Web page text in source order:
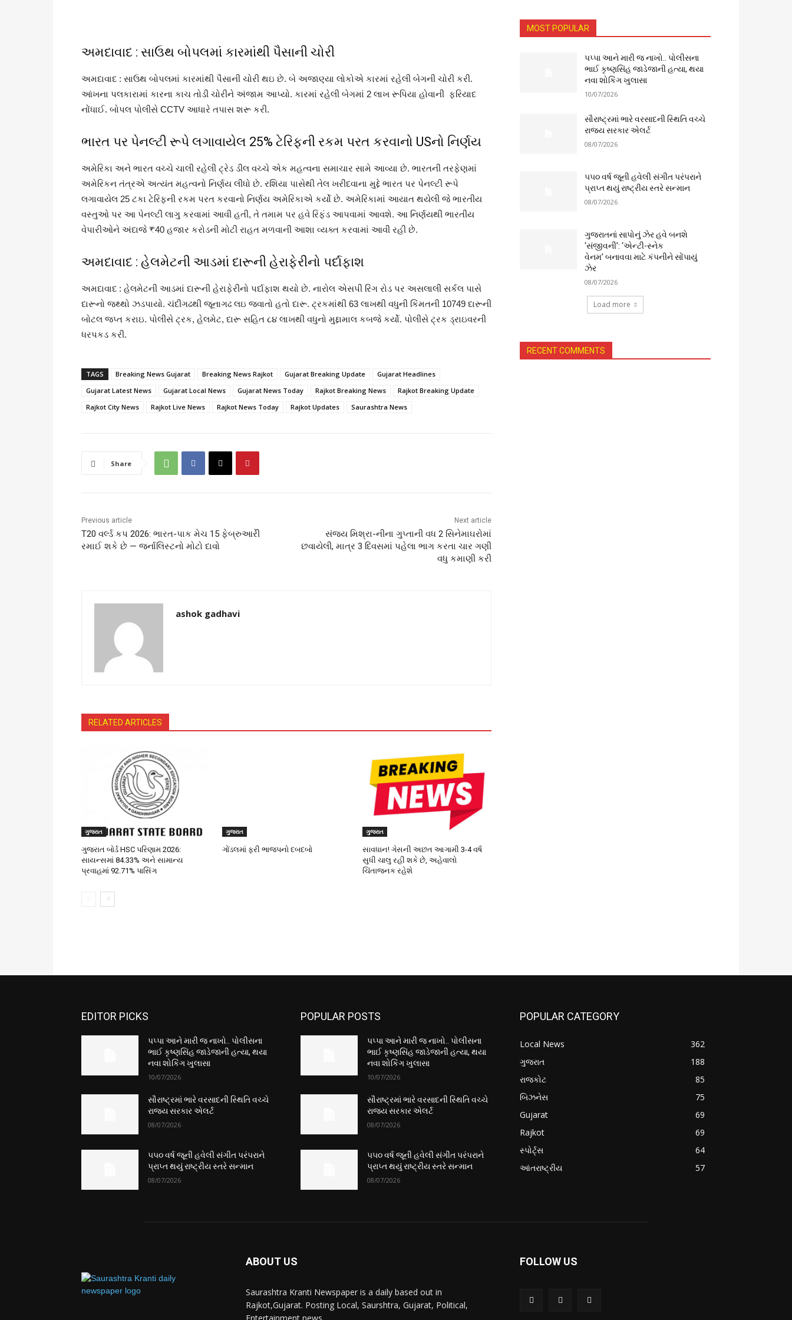
અમદાવાદ : સાઉથ બોપલમાં કારમાંથી પૈસાની ચોરી
અમદાવાદ : સાઉથ બોપલમાં કારમાંથી પૈસાની ચોરી થઇ છે. બે અજાણ્યા લોકોએ કારમાં રહેલી બેગની ચોરી કરી.
આંખના પલકારામાં કારના કાચ તોડી ચોરીને અંજામ આપ્યો. કારમાં રહેલી બેગમાં 2 લાખ રૂપિયા હોવાની ફરિયાદ
નોંધાઈ. બોપલ પોલીસે CCTV આધારે તપાસ શરૂ કરી.
ભારત પર પેનલ્ટી રૂપે લગાવાયેલ 25% ટેરિફની રકમ પરત કરવાનો USનો નિર્ણય
અમેરિકા અને ભારત વચ્ચે ચાલી રહેલી ટ્રેડ ડીલ વચ્ચે એક મહત્વના સમાચાર સામે આવ્યા છે. ભારતની તરફેણમાં
અમેરિકન તંત્રએ અત્યંત મહત્વનો નિર્ણય લીધો છે. રશિયા પાસેથી તેલ ખરીદવાના મુદ્દે ભારત પર પેનલ્ટી રૂપે
લગાવાયેલ 25 ટકા ટેરિફની રકમ પરત કરવાનો નિર્ણય અમેરિકાએ કર્યો છે. અમેરિકામાં આયાત થયેલી જે ભારતીય
વસ્તુઓ પર આ પેનલ્ટી લાગુ કરવામાં આવી હતી, તે તમામ પર હવે રિફંડ આપવામાં આવશે. આ નિર્ણયથી ભારતીય
વેપારીઓને અંદાજે ₹40 હજાર કરોડની મોટી રાહત મળવાની આશા વ્યક્ત કરવામાં આવી રહી છે.
અમદાવાદ : હેલમેટની આડમાં દારૂની હેરાફેરીનો પર્દાફાશ
અમદાવાદ : હેલમેટની આડમાં દારૂની હેરાફેરીનો પર્દાફાશ થયો છે. નારોલ એસપી રિંગ રોડ પર અસલાલી સર્કલ પાસે
દારૂનો જથ્થો ઝડપાયો. ચંદીગઢથી જૂનાગઢ લઇ જવાતો હતો દારૂ. ટ્રકમાંથી 63 લાખથી વધુની કિંમતની 10749 દારૂની
બોટલ જપ્ત કરાઇ. પોલીસે ટ્રક, હેલમેટ, દારૂ સહિત ૮૪ લાખથી વધુનો મુદ્દામાલ કબજે કર્યો. પોલીસે ટ્રક ડ્રાઇવરની
ધરપકડ કરી.
TAGS Breaking News Gujarat Breaking News Rajkot Gujarat Breaking Update
Gujarat Headlines
Gujarat Latest News
Gujarat Local News Gujarat News Today Rajkot Breaking News
Rajkot Breaking Update
Rajkot City News
Rajkot Live News Rajkot News Today Rajkot Updates Saurashtra News
Share
Previous article
T20 વર્લ્ડ કપ 2026: ભારત-પાક મેચ 15 ફેબ્રુઆરીે
રમાઈ શકે છે — જર્નાલિસ્ટનો મોટો દાવો
Next article
સંજય મિશ્રા-નીના ગુપ્તાની વધ 2 સિનેમાઘરોમાં
છવાયેલી, માત્ર 3 દિવસમાં પહેલા ભાગ કરતા ચાર ગણી
વધુ કમાણી કરી
ashok gadhavi
RELATED ARTICLES
ગુજરાત
ગુજરાત બોર્ડ HSC પરિણામ 2026:
સાયન્સમાં 84.33% અને સામાન્ય
પ્રવાહમાં 92.71% પાસિંગ
ગુજરાત
ગોંડલમાં ફરી ભાજપનો દબદબો
ગુજરાત
સાવધાન! ગેસની અછત આગામી 3-4 વર્ષ
સુધી ચાલુ રહી શકે છે, અહેવાલો
ચિંતાજનક રહેશે
MOST POPULAR
પપ્પા આને મારી જ નાખો.. પોલીસના
ભાઈ કૃષ્ણસિંહ જાડેજાની હત્યા, થયા
નવા શોકિંગ ખુલાસા
10/07/2026
સૌરાષ્ટ્રમાં ભારે વરસાદની સ્થિતિ વચ્ચે
રાજ્ય સરકાર એલર્ટ
08/07/2026
૫૫૦ વર્ષ જૂની હવેલી સંગીત પરંપરાને
પ્રાપ્ત થયું રાષ્ટ્રીય સ્તરે સન્માન
08/07/2026
ગુજરાતનાં સાપોનું ઝેર હવે બનશે
‘સંજીવની’: ‘એન્ટી-સ્નેક
વેનમ’ બનાવવા માટે કંપનીને સોંપાયું
ઝેર
08/07/2026
Load more
RECENT COMMENTS
EDITOR PICKS
પપ્પા આને મારી જ નાખો.. પોલીસના
ભાઈ કૃષ્ણસિંહ જાડેજાની હત્યા, થયા
નવા શોકિંગ ખુલાસા
10/07/2026
સૌરાષ્ટ્રમાં ભારે વરસાદની સ્થિતિ વચ્ચે
રાજ્ય સરકાર એલર્ટ
08/07/2026
૫૫૦ વર્ષ જૂની હવેલી સંગીત પરંપરાને
પ્રાપ્ત થયું રાષ્ટ્રીય સ્તરે સન્માન
08/07/2026
POPULAR POSTS
પપ્પા આને મારી જ નાખો.. પોલીસના
ભાઈ કૃષ્ણસિંહ જાડેજાની હત્યા, થયા
નવા શોકિંગ ખુલાસા
10/07/2026
સૌરાષ્ટ્રમાં ભારે વરસાદની સ્થિતિ વચ્ચે
રાજ્ય સરકાર એલર્ટ
08/07/2026
૫૫૦ વર્ષ જૂની હવેલી સંગીત પરંપરાને
પ્રાપ્ત થયું રાષ્ટ્રીય સ્તરે સન્માન
08/07/2026
POPULAR CATEGORY
Local News
362
ગુજરાત
188
રાજકોટ
85
બિઝનેસ
75
Gujarat
69
Rajkot
69
સ્પોર્ટ્સ
64
આંતરાષ્ટ્રીય
57
ABOUT US
Saurashtra Kranti Newspaper is a daily based out in
Rajkot,Gujarat. Posting Local, Saurshtra, Gujarat, Political,
FOLLOW US